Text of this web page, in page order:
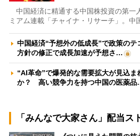
中国経済に精通する中国株投資の第一
ミアム連載「チャイナ・リサーチ」。中
中国経済“予想外の低成長”で政策の
方針の修正で成長加速が予想さ…
“AI革命”で爆発的な需要拡大が見込ま
か？ 高い競争力を持つ中国の医薬
「みんなで大家さん」配当ス